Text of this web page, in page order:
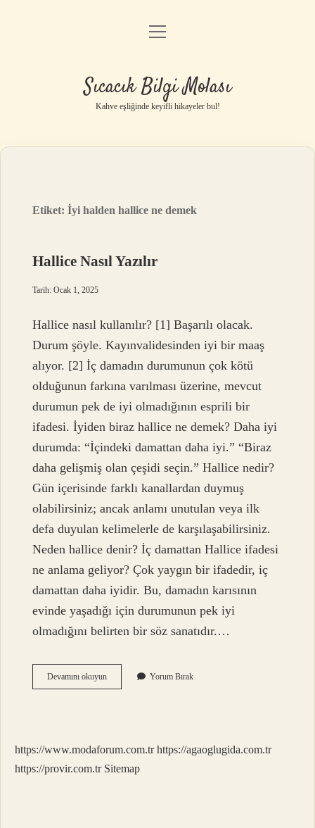
Anasayfa
Yasal Uyarı
menüyü
Sıcacık Bilgi Molası
Kahve eşliğinde keyifli hikayeler bul!
Etiket:İyi halden hallice ne demek
Hallice Nasıl Yazılır
Tarih: Ocak 1, 2025
Hallice nasıl kullanılır? [1] Başarılı olacak.
Durum şöyle. Kayınvalidesinden iyi bir maaş
alıyor. [2] İç damadın durumunun çok kötü
olduğunun farkına varılması üzerine, mevcut
durumun pek de iyi olmadığının esprili bir
ifadesi. İyiden biraz hallice ne demek? Daha iyi
durumda: “İçindeki damattan daha iyi.” “Biraz
daha gelişmiş olan çeşidi seçin.” Hallice nedir?
Gün içerisinde farklı kanallardan duymuş
olabilirsiniz; ancak anlamı unutulan veya ilk
defa duyulan kelimelerle de karşılaşabilirsiniz.
Neden hallice denir? İç damattan Hallice ifadesi
ne anlama geliyor? Çok yaygın bir ifadedir, iç
damattan daha iyidir. Bu, damadın karısının
evinde yaşadığı için durumunun pek iyi
olmadığını belirten bir söz sanatıdır.…
Devamını okuyunHallice
Nasıl
Yorum Bırak
https://www.modaforum.com.tr https://agaoglugida.com.tr
https://provir.com.tr Sitemap